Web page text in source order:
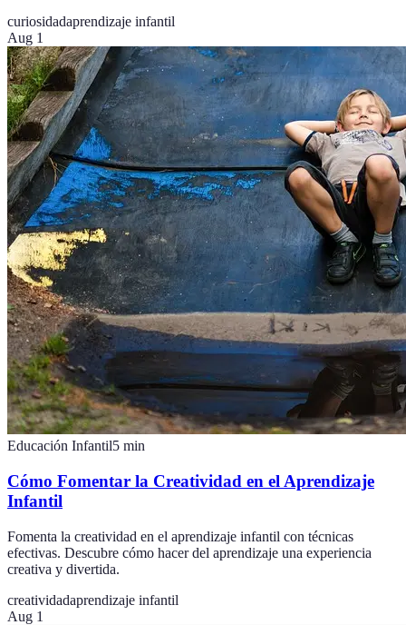
curiosidadaprendizaje infantil
Aug 1
Educación Infantil5 min
Cómo Fomentar la Creatividad en el Aprendizaje
Infantil
Fomenta la creatividad en el aprendizaje infantil con técnicas
efectivas. Descubre cómo hacer del aprendizaje una experiencia
creativa y divertida.
creatividadaprendizaje infantil
Aug 1